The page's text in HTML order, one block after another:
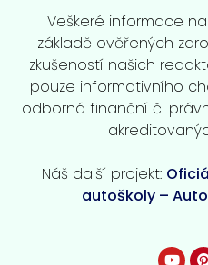
Veškeré informace
základě ověřených
zkušeností našich
pouze informativního
odborná finanční či
Náš další projekt:
autoškoly –